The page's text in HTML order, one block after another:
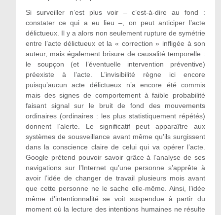
Si surveiller n’est plus voir – c’est-à-dire au fond :
constater ce qui a eu lieu –, on peut anticiper l’acte
délictueux. Il y a alors non seulement rupture de symétrie
entre l’acte délictueux et la « correction » infligée à son
auteur, mais également brisure de causalité temporelle :
le soupçon (et l’éventuelle intervention préventive)
préexiste à l’acte. L’invisibilité règne ici encore
puisqu’aucun acte délictueux n’a encore été commis
mais des signes de comportement à faible probabilité
faisant signal sur le bruit de fond des mouvements
ordinaires (ordinaires : les plus statistiquement répétés)
donnent l’alerte. Le significatif peut apparaître aux
systèmes de sousveillance avant même qu’ils surgissent
dans la conscience claire de celui qui va opérer l’acte.
Google prétend pouvoir savoir grâce à l’analyse de ses
navigations sur l’Internet qu’une personne s’apprête à
avoir l’idée de changer de travail plusieurs mois avant
que cette personne ne le sache elle-même. Ainsi, l’idée
même d’intentionnalité se voit suspendue à partir du
moment où la lecture des intentions humaines ne résulte